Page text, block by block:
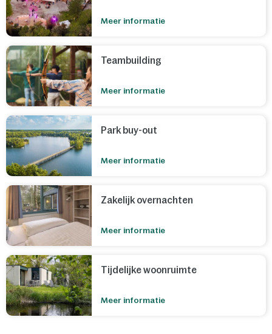
Meer informatie
Teambuilding
Meer informatie
Park buy-out
Meer informatie
Zakelijk overnachten
Meer informatie
Tijdelijke woonruimte
Meer informatie